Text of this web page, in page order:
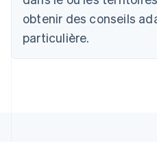
obtenir des conseils
particulière.
Chine continentale
简体中文English
Chypre
Croatie